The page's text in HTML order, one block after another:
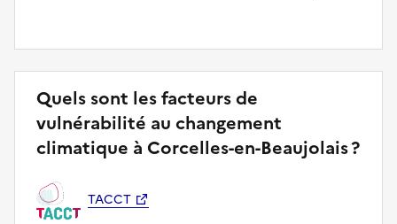
Quels sont les facteurs de
vulnérabilité au changement
climatique à Corcelles-en-Beaujolais ?
TACCT